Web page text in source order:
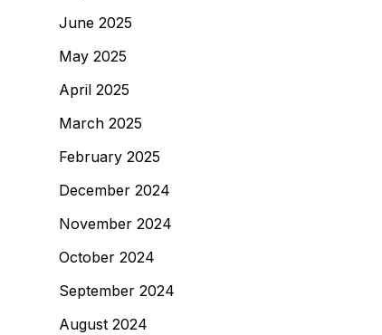
Hubungi Vendor Penjernih
Air Malang untuk Survei
Lokasi
19/02/2026byEcoFilter Water
June 2025
May 2025
April 2025
March 2025
February 2025
December 2024
November 2024
October 2024
September 2024
August 2024